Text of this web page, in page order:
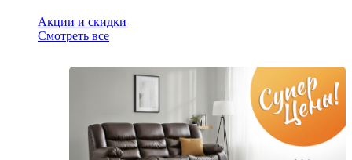
Акции и скидки
Смотреть все